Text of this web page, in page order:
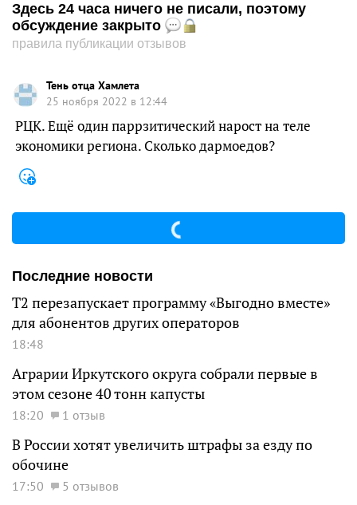
Здесь 24 часа ничего не писали, поэтому
обсуждение закрыто
правила публикации отзывов
Тень отца Хамлета
25 ноября 2022 в 12:44
РЦК. Ещё один паррзитический нарост на теле
экономики региона. Сколько дармоедов?
Последние новости
Т2 перезапускает программу «Выгодно вместе»
для абонентов других операторов
18:48
Аграрии Иркутского округа собрали первые в
этом сезоне 40 тонн капусты
18:20 1 отзыв
В России хотят увеличить штрафы за езду по
обочине
17:50 5 отзывов